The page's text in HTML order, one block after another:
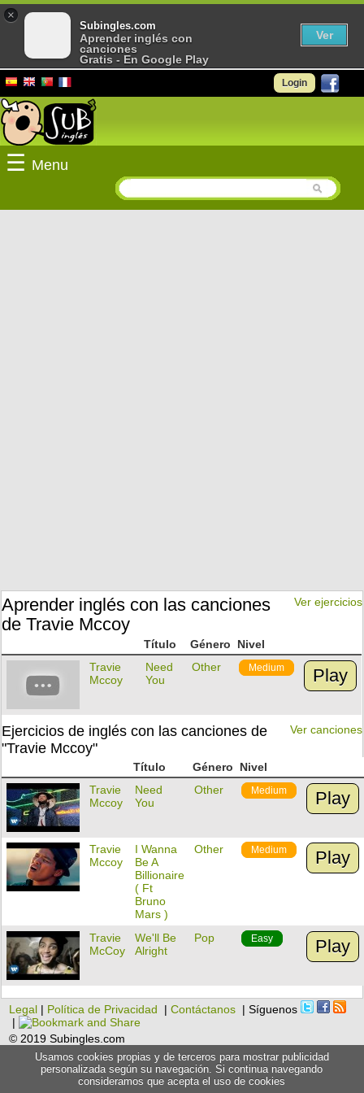
Login
☰ Menu
Ver ejercicios
Aprender inglés con las canciones
de Travie Mccoy
Título Género
Nivel
Travie
Mccoy
Need
You
Other Medium Play
Ver canciones
Ejercicios de inglés con las canciones de
"Travie Mccoy"
Título Género
Nivel
Travie
Mccoy
Need
You
Other Medium Play
Travie
Mccoy
I Wanna
Be A
Billionaire
( Ft
Bruno
Mars )
Other Medium Play
Travie
McCoy
We'll Be
Alright
Pop Easy Play
Legal | Política de Privacidad |Contáctanos | Síguenos
|
© 2019 Subingles.com
Usamos cookies propias y de terceros para mostrar publicidad
personalizada según su navegación. Si continua navegando
consideramos que acepta el uso de cookies
×
Subingles.com
Aprender inglés con
canciones
Gratis - En Google Play
Ver